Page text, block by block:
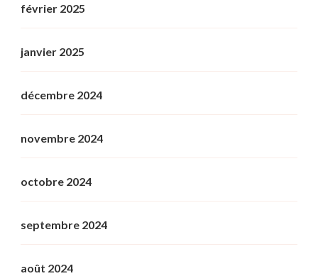
février 2025
janvier 2025
décembre 2024
novembre 2024
octobre 2024
septembre 2024
août 2024